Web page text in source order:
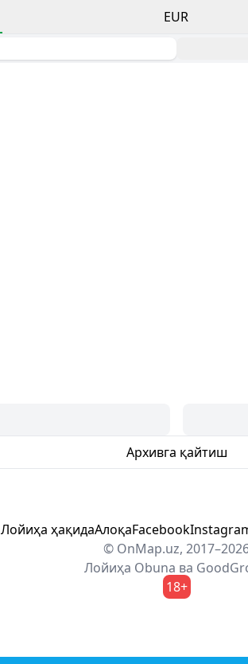
EUR
Архивга қайтиш
Лойиҳа ҳақидаАлоқаFacebook
© OnMap.uz,
Лойиҳа Obuna ва
18+